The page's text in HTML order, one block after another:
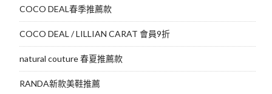
COCO DEAL春季推薦款
COCO DEAL / LILLIAN CARAT 會員9折
natural couture 春夏推薦款
RANDA新款美鞋推薦